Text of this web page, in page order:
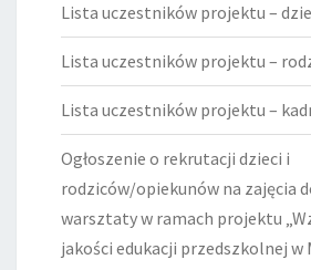
Lista uczestników projektu –
Lista uczestników projektu –
Lista uczestników projektu –
Ogłoszenie o rekrutacji dzieci i
rodziców/opiekunów na zajęcia
warsztaty w ramach projektu
jakości edukacji przedszkolnej w